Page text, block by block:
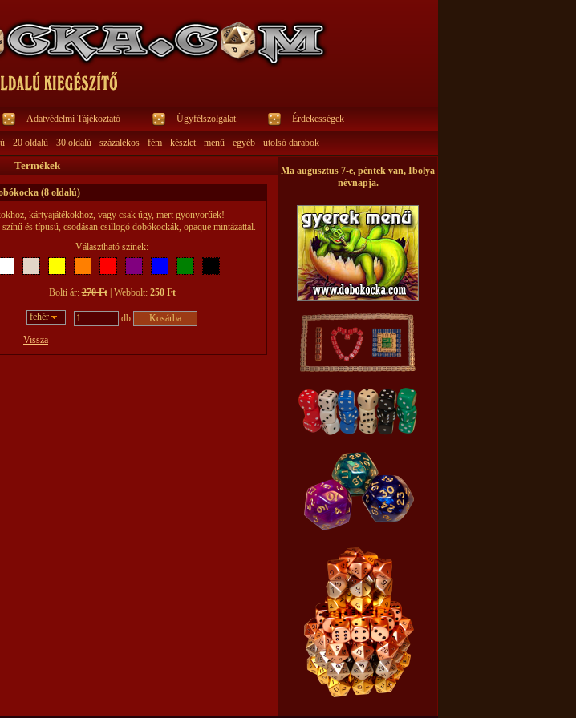
Adatvédelmi Tájékoztató Ügyfélszolgálat Érdekességek
20 oldalú 30 oldalú százalékos fém készlet menü egyéb utolsó darabok
Termékek
(8 oldalú)
kártyajátékokhoz, vagy csak úgy, mert gyönyörűek!
és típusú, csodásan csillogó dobókockák, opaque mintázattal.
Választható színek:
Bolti ár:270 Ft| Webbolt: 250 Ft
fehér
db
Vissza
Ma augusztus 7-e, péntek van, Ibolya
névnapja.